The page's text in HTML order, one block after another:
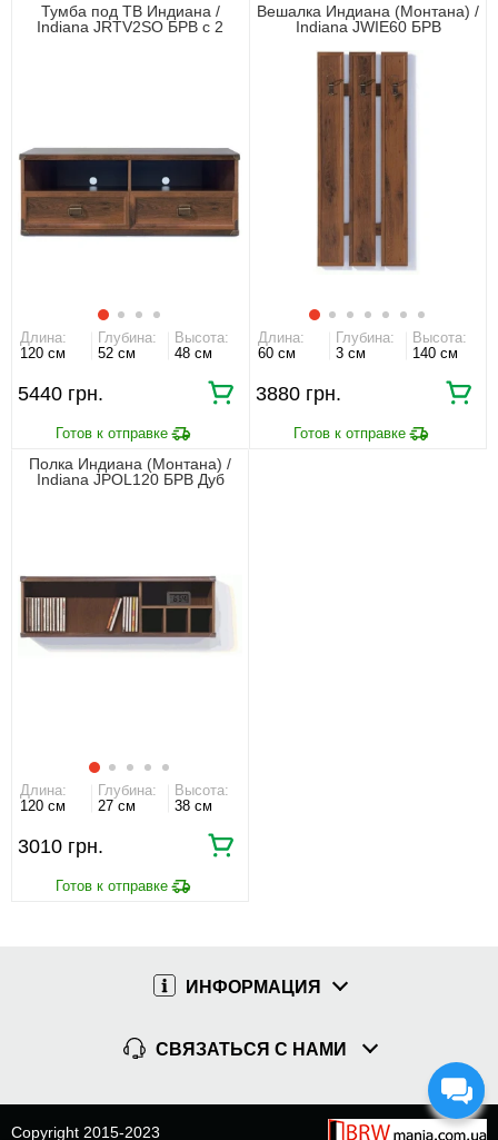
Тумба под ТВ Индиана /
Indiana JRTV2SO БРВ с 2
Длина:
120 см
Глубина:
52 см
Высота:
48 см
5440 грн.
Вешалка Индиана (Монтана) /
Indiana JWIE60 БРВ
Длина:
60 см
Глубина:
3 см
Высота:
140 см
3880 грн.
Полка Индиана (Монтана) /
Indiana JPOL120 БРВ Дуб
Длина:
120 см
Глубина:
27 см
Высота:
38 см
3010 грн.
ИНФОРМАЦИЯ
СВЯЗАТЬСЯ С НАМИ
Copyright 2015-2023